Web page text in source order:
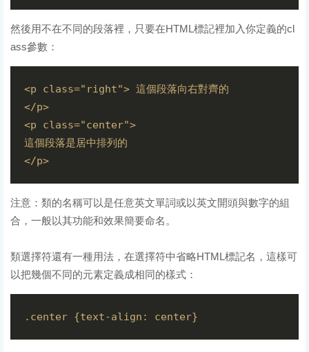
然後用不在不同的段落裡，只要在HTML標記裡加入你定義的cl
ass參數：
<p class="right"> 這個段落向右對齊的
</p>
<p class="center">
這個段落是居中排列的
注意：類的名稱可以是任意英文單詞或以英文開頭與數字的組
合，一般以其功能和效果簡要命名。
類選擇符還有一種用法，在選擇符中省略HTML標記名，這樣可
以把幾個不同的元素定義成相同的樣式：